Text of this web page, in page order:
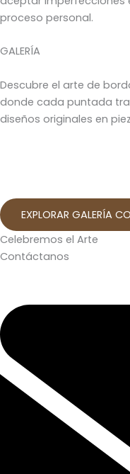
proceso personal.
GALERÍA
Descubre el arte de
donde cada puntada
diseños originales en
EXPLORAR GALERÍA
Celebremos el Arte
Contáctanos